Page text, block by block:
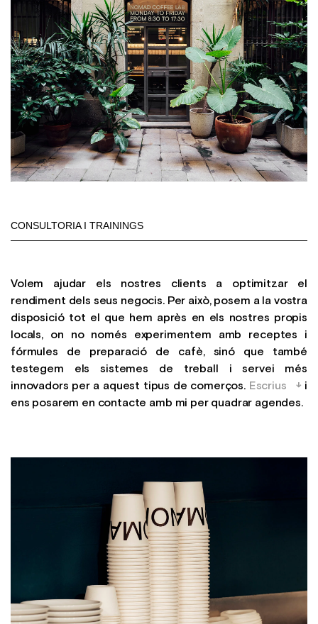
CONSULTORIA I TRAININGS
Volem ajudar els nostres clients a optimitzar el
rendiment dels seus negocis. Per això, posem a la vostra
disposició tot el que hem après en els nostres propis
locals, on no només experimentem amb receptes i
fórmules de preparació de cafè, sinó que també
testegem els sistemes de treball i servei més
innovadors per a aquest tipus de comerços. Escrius
i
ens posarem en contacte amb mi per quadrar agendes.